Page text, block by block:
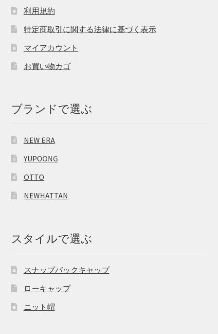
利用規約
特定商取引に関する法律に基づく表示
マイアカウント
お買い物カゴ
ブランドで選ぶ
NEW ERA
YUPOONG
OTTO
NEWHATTAN
スタイルで選ぶ
スナップバックキャップ
ローキャップ
ニット帽